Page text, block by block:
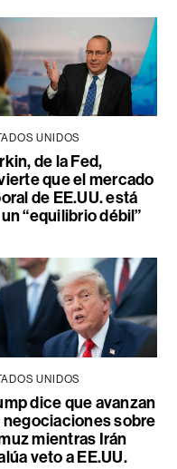
UNIDOS
de la Fed,
que el mercado
de EE.UU. está
“equilibrio débil”
UNIDOS
dice que avanzan
negociaciones sobre
mientras Irán
veto a EE.UU.